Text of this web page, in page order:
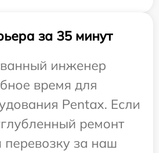
за 35 минут
инженер
время для
Pentax. Если
ремонт
за наш